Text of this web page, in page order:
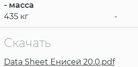
- масса
435 кг
-
Скачать
Data Sheet Енисей 20.0.pdf